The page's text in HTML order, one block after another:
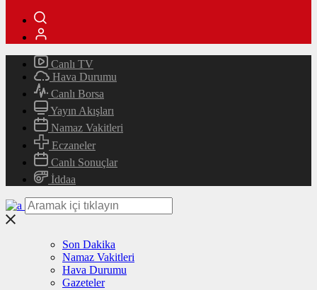
Canlı TV
Hava Durumu
Canlı Borsa
Yayın Akışları
Namaz Vakitleri
Eczaneler
Canlı Sonuçlar
İddaa
Son Dakika
Namaz Vakitleri
Hava Durumu
Gazeteler